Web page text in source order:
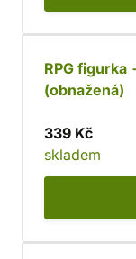
RPG figurka
(obnažená)
339 Kč
skladem